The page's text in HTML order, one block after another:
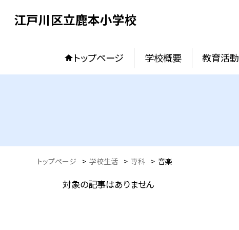
江戸川区立鹿本小学校
トップページ 学校概要 教育活動
トップページ > 学校生活 > 専科 > 音楽
対象の記事はありません